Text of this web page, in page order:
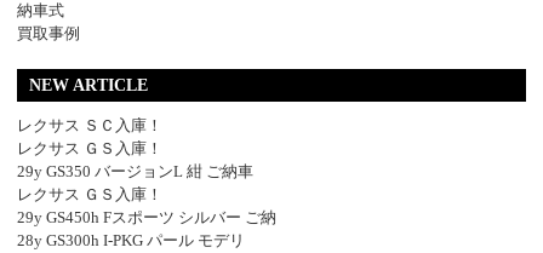
納車式
買取事例
NEW ARTICLE
レクサス ＳＣ入庫！
レクサス ＧＳ入庫！
29y GS350 バージョンL 紺 ご納車
レクサス ＧＳ入庫！
29y GS450h Fスポーツ シルバー ご納
28y GS300h I-PKG パール モデリ